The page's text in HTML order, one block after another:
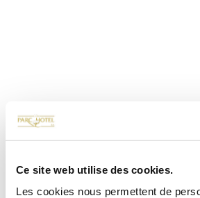
Ce site web utilise des cookies.
Les cookies nous permettent de